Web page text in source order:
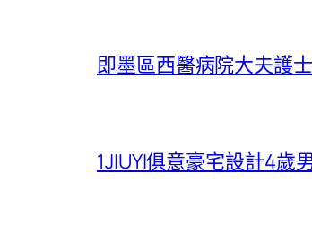
即墨區西醫病院大夫護
1JIUYI俱意豪宅設計4歲